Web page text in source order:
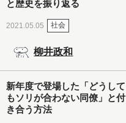
と歴史を振り返る
2021.05.05 社会
柳井政和
新年度で登場した「どうして
もソリが合わない同僚」と付
き合う方法